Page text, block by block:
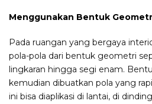
Menggunakan Bentuk
Pada ruangan yang bergaya
pola-pola dari bentuk geometri
lingkaran hingga segi enam.
kemudian dibuatkan pola yang
ini bisa diaplikasi di lantai, di